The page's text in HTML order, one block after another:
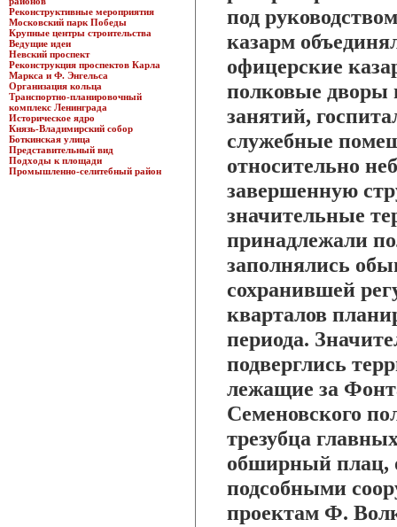
Реконструктивные мероприятия
Московский парк Победы
Крупные центры строительства
Ведущие идеи
Невский проспект
Реконструкция проспектов Карла
Маркса и Ф. Энгельса
Организация кольца
Транспортно-планировочный
комплекс Ленинграда
Историческое ядро
Князь-Владимирский собор
Боткинская улица
Представительный вид
Подходы к площади
Промышленно-селитебный район
под
казарм
офицерские
полковые дворы
занятий,
служебные
относительно
завершенную
значительные
принадлежали
заполнялись
сохранившей
кварталов
периода.
подверглись
лежащие за
Семеновского
трезубца
обширный плац,
подсобными
проектам Ф.